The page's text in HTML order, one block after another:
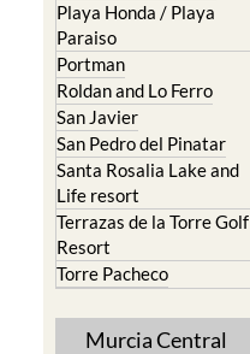
Playa Honda / Playa
Paraiso
Portman
Roldan and Lo Ferro
San Javier
San Pedro del Pinatar
Santa Rosalia Lake and
Life resort
Terrazas de la Torre Golf
Resort
Torre Pacheco
Murcia Central